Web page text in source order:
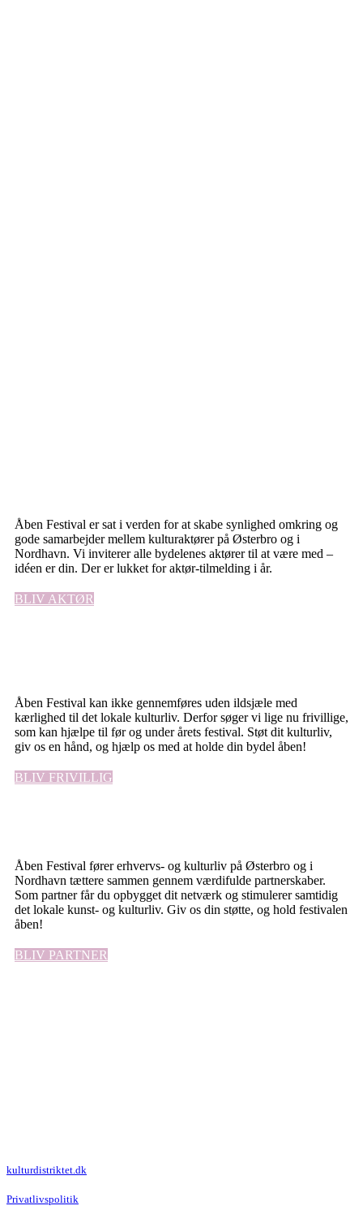
Åben Festival er sat i verden for at skabe synlighed omkring og
gode samarbejder mellem kulturaktører på Østerbro og i
Nordhavn. Vi inviterer alle bydelenes aktører til at være med –
idéen er din. Der er lukket for aktør-tilmelding i år.
BLIV AKTØR
Åben Festival kan ikke gennemføres uden ildsjæle med
kærlighed til det lokale kulturliv. Derfor søger vi lige nu frivillige,
som kan hjælpe til før og under årets festival. Støt dit kulturliv,
giv os en hånd, og hjælp os med at holde din bydel åben!
BLIV FRIVILLIG
Åben Festival fører erhvervs- og kulturliv på Østerbro og i
Nordhavn tættere sammen gennem værdifulde partnerskaber.
Som partner får du opbygget dit netværk og stimulerer samtidig
det lokale kunst- og kulturliv. Giv os din støtte, og hold festivalen
åben!
BLIV PARTNER
kulturdistriktet.dk
Privatlivspolitik